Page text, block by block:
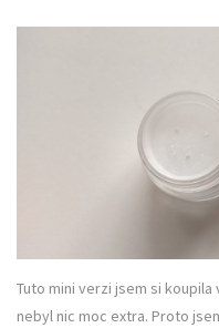
Tuto mini verzi jsem si koupila
nebyl nic moc extra. Proto